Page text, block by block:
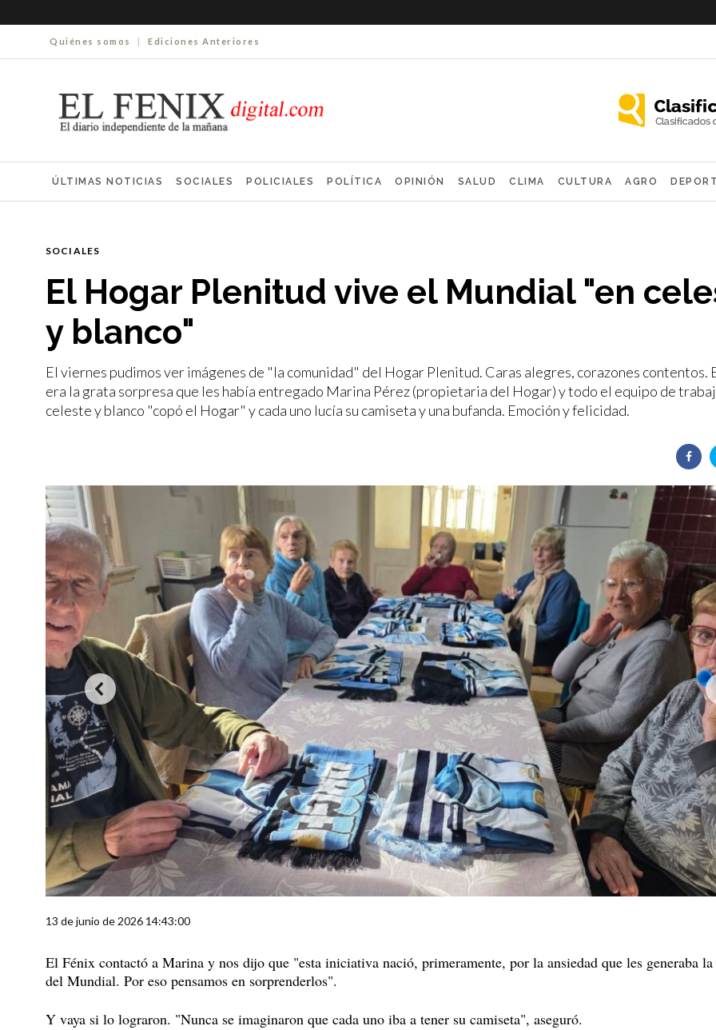
Quiénes somos | Ediciones Anteriores
ÚLTIMAS NOTICIAS SOCIALES POLICIALES POLÍTICA OPINIÓN SALUD CLIMA CULTURA AGRO
SOCIALES
El Hogar Plenitud vive el Mundial "en
y blanco"
El viernes pudimos ver imágenes de "la comunidad" del Hogar Plenitud. Caras alegres, corazones contentos.
era la grata sorpresa que les había entregado Marina Pérez (propietaria del Hogar) y todo el equipo de
celeste y blanco "copó el Hogar" y cada uno lucía su camiseta y una bufanda. Emoción y felicidad.
13 de junio de 2026 14:43:00
El Fénix contactó a Marina y nos dijo que "esta iniciativa nació, primeramente, por la ansiedad que les generaba
del Mundial. Por eso pensamos en sorprenderlos".
Y vaya si lo lograron. "Nunca se imaginaron que cada uno iba a tener su camiseta", aseguró.